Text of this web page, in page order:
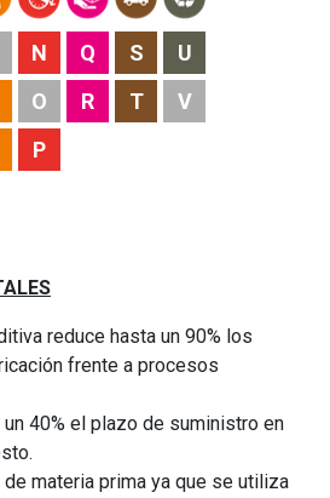
N
O
P
Q
R
S
T
U
V
reduce hasta un 90% los
frente a procesos
40% el plazo de suministro en
materia prima ya que se utiliza